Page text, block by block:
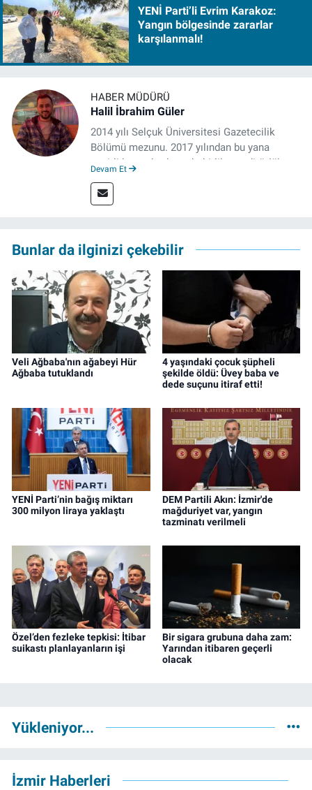
YENİ Parti’li Evrim Karakoz:
Yangın bölgesinde zararlar
karşılanmalı!
HABER MÜDÜRÜ
Halil İbrahim Güler
2014 yılı Selçuk Üniversitesi Gazetecilik
Bölümü mezunu. 2017 yılından bu yana
çeşitli kurumlarda muhabirlik ve editörlük
müdürü olarak devam ediyor.
Devam Et
Bunlar da ilginizi çekebilir
Veli Ağbaba'nın ağabeyi Hür
Ağbaba tutuklandı
4 yaşındaki çocuk şüpheli
şekilde öldü: Üvey baba ve
dede suçunu itiraf etti!
YENİ Parti’nin bağış miktarı
300 milyon liraya yaklaştı
DEM Partili Akın: İzmir'de
mağduriyet var, yangın
tazminatı verilmeli
Özel’den fezleke tepkisi: İtibar
suikastı planlayanların işi
Bir sigara grubuna daha zam:
Yarından itibaren geçerli
olacak
Yükleniyor...
İzmir Haberleri